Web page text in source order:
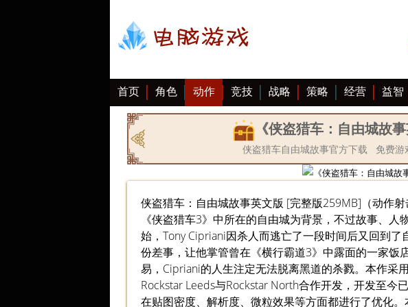
首页 角色 动作 竞技 战略 策略 经营 益智
大全
《侠盗猎车：自由城故
侠盗猎车自由城故事官方下载 免费游
侠盗猎车：自由城故事英文版 [完整版259MB]（动作
《侠盗猎车3》中所在的自由城为背景，不过故事、
始，Tony Cipriani因杀人而逃亡了一段时间后又回到
份差事，让他掌管曾在《横行霸道3》中露面的一家饭
易，Cipriani的人生注定无法脱离黑道的杀戮。本作采
Rockstar Leeds与Rockstar North合作开发，开发至今
在贴图密度、解析度、微粒效果等方面都进行了优化